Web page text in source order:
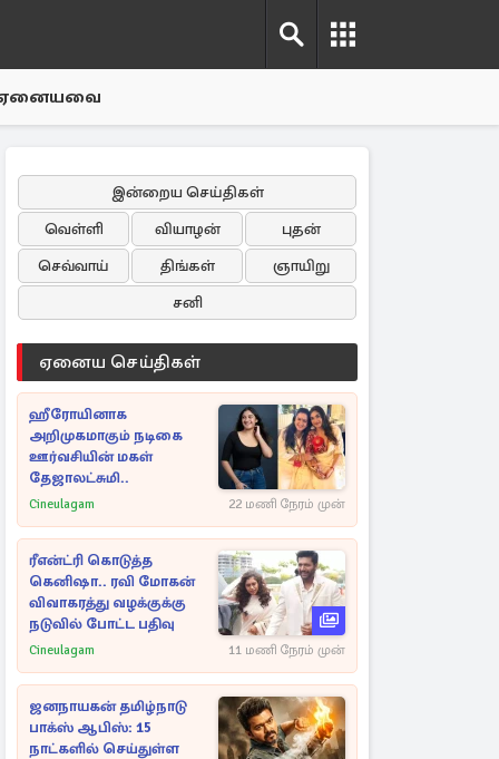
இன்றைய செய்திகள்
வெள்ளி
வியாழன்
புதன்
செவ்வாய்
திங்கள்
ஞாயிறு
சனி
ஏனைய செய்திகள்
ஹீரோயினாக
அறிமுகமாகும் நடிகை
ஊர்வசியின் மகள்
தேஜாலட்சுமி..
Cineulagam 22 மணி நேரம் முன்
ரீஎன்ட்ரி கொடுத்த
கெனிஷா.. ரவி மோகன்
விவாகரத்து வழக்குக்கு
நடுவில் போட்ட பதிவு
Cineulagam 11 மணி நேரம் முன்
ஜனநாயகன் தமிழ்நாடு
பாக்ஸ் ஆபிஸ்: 15
நாட்களில் செய்துள்ள